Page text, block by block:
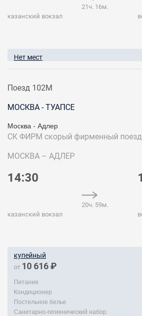
казанский вокзал
21ч. 16м.
Нет мест
Поезд 102М
МОСКВА - ТУАПСЕ
Москва - Адлер
СК ФИРМ скорый фирменный поезд
МОСКВА – АДЛЕР
14:30
казанский вокзал
20ч. 59м.
купейный
от 10 616 ₽
Питание
Кондиционер
Постельное белье
Санитарно-гигиенический набор